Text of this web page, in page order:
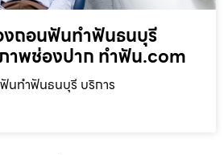
ถอนฟันทำฟันธนบุรี
าพช่องปาก ทำฟัน.com
นทำฟันธนบุรี บริการ